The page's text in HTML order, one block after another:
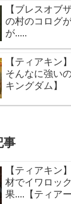
【ブレスオブ
の村のコログ
が.....
【ティアキン
そんなに強い
キングダム】
事
【ティアキン
材でイワロッ
果....【ティア